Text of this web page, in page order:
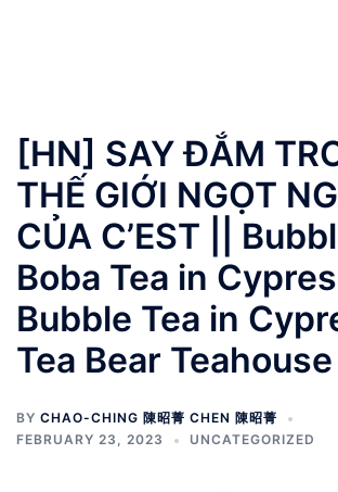
[HN] SAY ĐẮM
THẾ GIỚI NGỌT
CỦA C’EST ||
Boba Tea in
Bubble Tea in
Tea Bear Teahouse
BY CHAO-CHING 陳昭菁 CHEN 陳昭菁
FEBRUARY 23, 2023
UNCATEGORIZED